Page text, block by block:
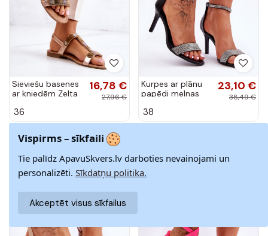
Sieviešu basenes
ar kniedēm Zelta
16,78 €
27,96 €
36
Kurpes ar plānu
papēdi melnas
23,10 €
38,49 €
38
Izpārdošana
Vispirms – sīkfaili
Tie palīdz ApavuSkvers.lv darboties nevainojami un
personalizēti. Sīkdatņu politika.
Akceptēt visus sīkfailus